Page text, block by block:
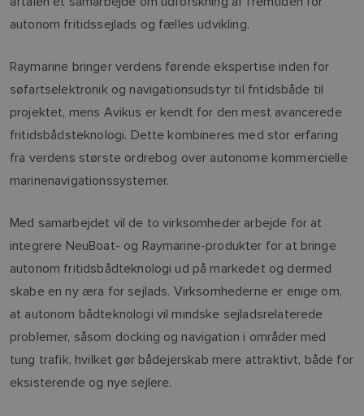
autonom fritidssejlads og fælles udvikling.
Raymarine bringer verdens førende ekspertise inden for
søfartselektronik og navigationsudstyr til fritidsbåde til
projektet, mens Avikus er kendt for den mest avancerede
fritidsbådsteknologi. Dette kombineres med stor erfaring
fra verdens største ordrebog over autonome kommercielle
marinenavigationssystemer.
Med samarbejdet vil de to virksomheder arbejde for at
integrere NeuBoat- og Raymarine-produkter for at bringe
autonom fritidsbådteknologi ud på markedet og dermed
skabe en ny æra for sejlads. Virksomhederne er enige om,
at autonom bådteknologi vil mindske sejladsrelaterede
problemer, såsom docking og navigation i områder med
tung trafik, hvilket gør bådejerskab mere attraktivt, både for
eksisterende og nye sejlere.